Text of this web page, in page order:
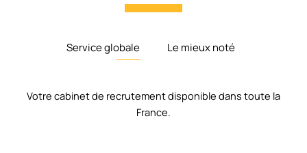
Service globale Le mieux noté
Votre cabinet de recrutement disponible dans toute la
France.